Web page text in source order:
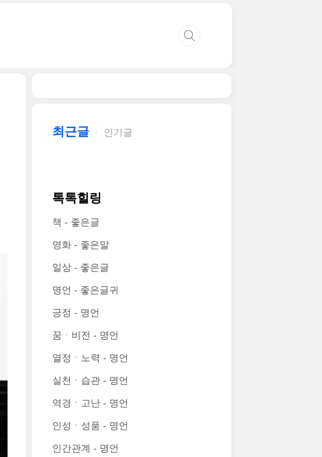
최근글 인기글
톡톡힐링
책 - 좋은글
영화 - 좋은말
일상 - 좋은글
명언 - 좋은글귀
긍정 - 명언
꿈ㆍ비전 - 명언
열정ㆍ노력 - 명언
실천ㆍ습관 - 명언
역경ㆍ고난 - 명언
인성ㆍ성품 - 명언
인간관계 - 명언